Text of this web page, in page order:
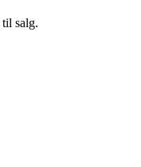
salg.